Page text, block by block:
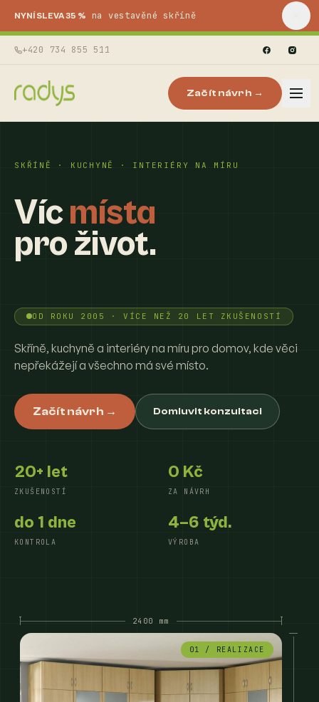
NYNÍ SLEVA 35 % na vestavěné skříně
+420 734 855 511
Začít návrh →
SKŘÍNĚ · KUCHYNĚ · INTERIÉRY NA MÍRU
Vícmísta
pro život.
OD ROKU 2005 · VÍCE NEŽ 20 LET ZKUŠENOSTÍ
Skříně, kuchyně a interiéry na míru pro domov, kde věci
nepřekážejí a všechno má své místo.
Začít návrh → Domluvit konzultaci
20+ let
ZKUŠENOSTÍ
0 Kč
ZA NÁVRH
do 1 dne
KONTROLA
4–6 týd.
VÝROBA
2400 mm
01 / REALIZACE